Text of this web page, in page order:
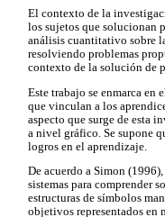
El contexto de la
los sujetos que solucionan
análisis cuantitativo sobre
resolviendo problemas
contexto de la solución de
Este trabajo se enmarca en
que vinculan a los
aspecto que surge de esta
a nivel gráfico. Se supone
logros en el aprendizaje.
De acuerdo a Simon
sistemas para comprender
estructuras de símbolos
objetivos representados en